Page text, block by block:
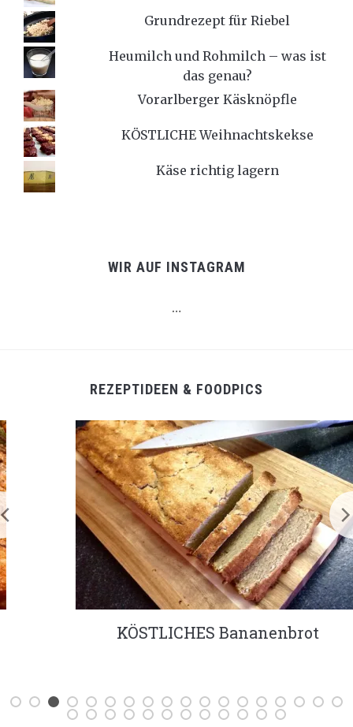
Grundrezept für Riebel
Heumilch und Rohmilch – was ist
das genau?
Vorarlberger Käsknöpfle
KÖSTLICHE Weihnachtskekse
Käse richtig lagern
WIR AUF INSTAGRAM
…
REZEPTIDEEN & FOODPICS
KÖSTLICHES Bananenbrot